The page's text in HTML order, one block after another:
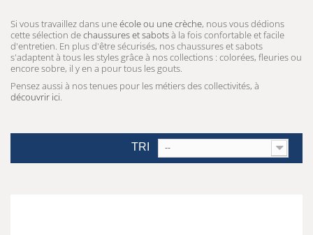
Si vous travaillez dans uneécole ou une crèche, nous vous dédions
cette sélection dechaussures et sabotsà la fois confortable et facile
d'entretien. En plus d'être sécurisés, nos chaussures et sabots
s'adaptent à tous les styles grâce à nos collections : colorées, fleuries ou
encore sobre, il y en a pour tous les gouts.
Pensez aussi à nos tenues pour les métiers des collectivités, à
découvrir ici.
TRI --